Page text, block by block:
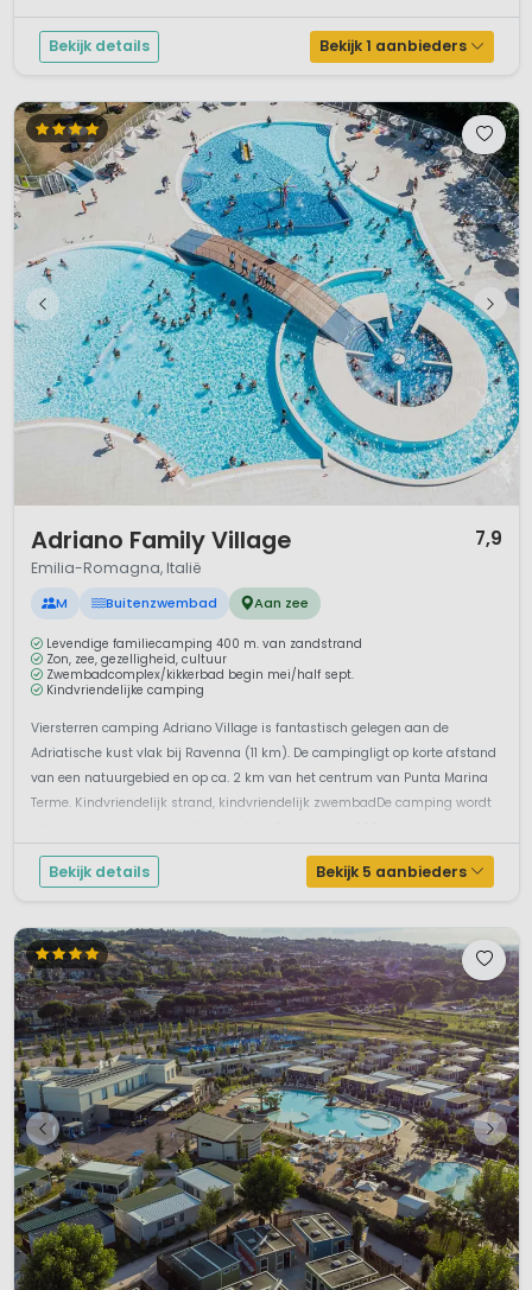
Bekijk details Bekijk 1 aanbieders
Adriano Family Village 7,9
Emilia-Romagna, Italië
M Buitenzwembad Aan zee
Levendige familiecamping 400 m. van zandstrand
Zon, zee, gezelligheid, cultuur
Zwembadcomplex/kikkerbad begin mei/half sept.
Kindvriendelijke camping
Viersterren camping Adriano Village is fantastisch gelegen aan de
Adriatische kust vlak bij Ravenna (11 km). De campingligt op korte afstand
van een natuurgebied en op ca. 2 km van het centrum van Punta Marina
Terme. Kindvriendelijk strand, kindvriendelijk zwembadDe camping wordt
camping...
Bekijk details Bekijk 5 aanbieders